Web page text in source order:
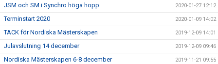
JSM och SM i Synchro höga hopp 2020-01-27 12:12
Terminstart 2020 2020-01-09 14:02
TACK för Nordiska Mästerskapen 2019-12-09 14:01
Julavslutning 14 december 2019-12-09 09:46
Nordiska Mästerskapen 6-8 december 2019-11-21 09:55